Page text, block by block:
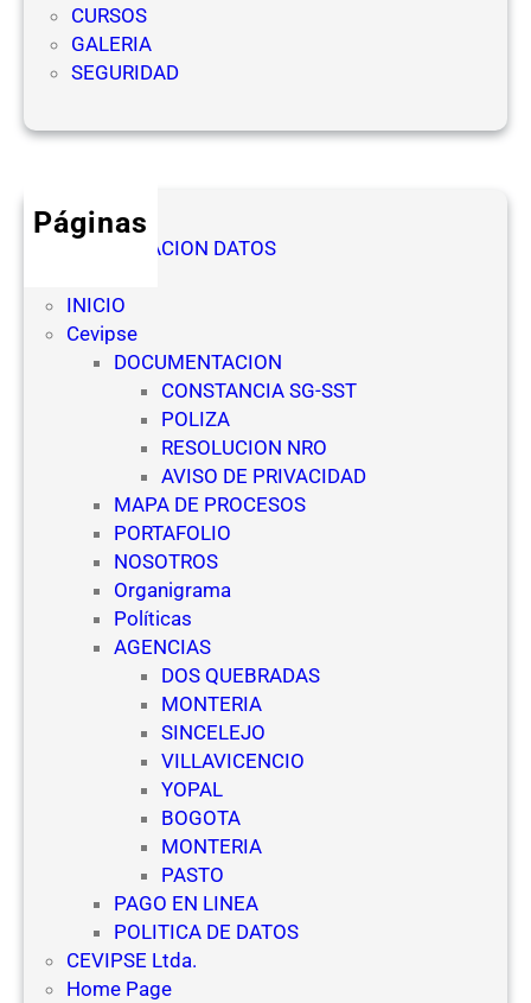
CURSOS
GALERIA
SEGURIDAD
Páginas
AUTORIZACION DATOS
INICIO
Cevipse
DOCUMENTACION
CONSTANCIA SG-SST
POLIZA
RESOLUCION NRO
AVISO DE PRIVACIDAD
MAPA DE PROCESOS
PORTAFOLIO
NOSOTROS
Organigrama
Políticas
AGENCIAS
DOS QUEBRADAS
MONTERIA
SINCELEJO
VILLAVICENCIO
YOPAL
BOGOTA
MONTERIA
PASTO
PAGO EN LINEA
POLITICA DE DATOS
CEVIPSE Ltda.
Home Page